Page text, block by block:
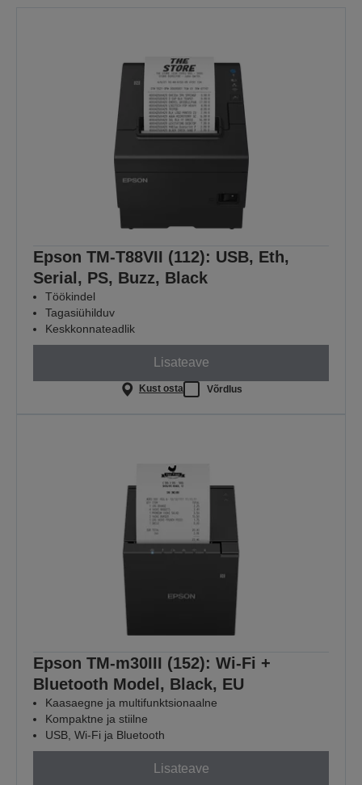
Epson TM-T88VII (112): USB, Eth,
Serial, PS, Buzz, Black
Töökindel
Tagasiühilduv
Keskkonnateadlik
Lisateave
Kust osta Võrdlus
Epson TM-m30III (152): Wi-Fi +
Bluetooth Model, Black, EU
Kaasaegne ja multifunktsionaalne
Kompaktne ja stiilne
USB, Wi-Fi ja Bluetooth
Lisateave